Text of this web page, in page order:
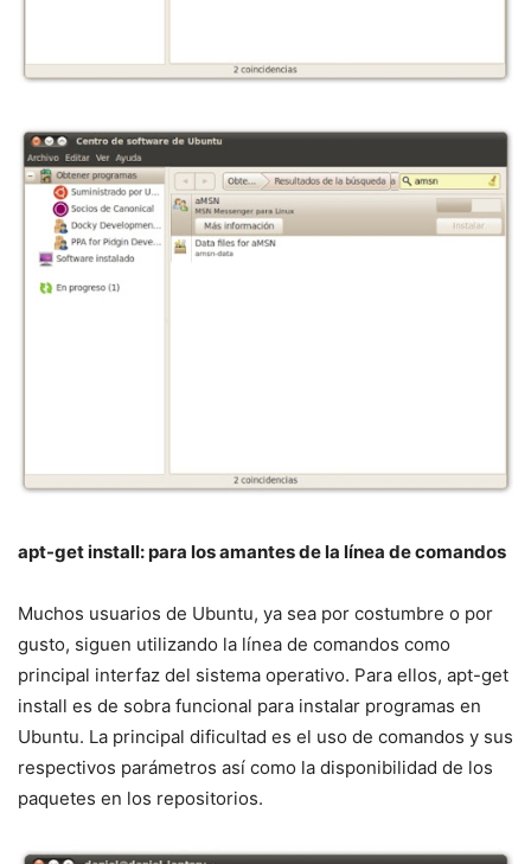
apt-get install: para los amantes de la línea de comandos
Muchos usuarios de Ubuntu, ya sea por costumbre o por
gusto, siguen utilizando la línea de comandos como
principal interfaz del sistema operativo. Para ellos, apt-get
install es de sobra funcional para instalar programas en
Ubuntu. La principal dificultad es el uso de comandos y sus
respectivos parámetros así como la disponibilidad de los
paquetes en los repositorios.